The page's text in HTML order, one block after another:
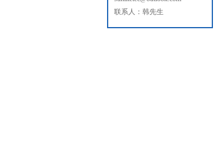
联系人：韩先生